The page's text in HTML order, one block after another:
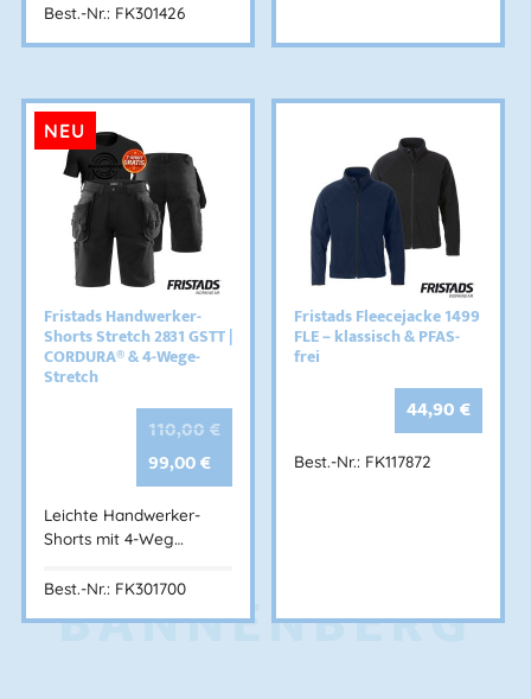
Best.-Nr.: FK301426
NEU
Fristads Handwerker-
Shorts Stretch 2831 GSTT |
CORDURA® & 4-Wege-
Stretch
110,00€
99,00€
Leichte Handwerker-
Shorts mit 4-Weg…
Best.-Nr.: FK301700
Fristads Fleecejacke 1499
FLE – klassisch & PFAS-
frei
44,90€
Best.-Nr.: FK117872
BANNENBERG